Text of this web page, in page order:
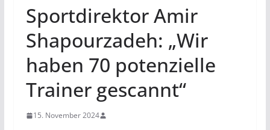
Sportdirektor Amir
Shapourzadeh: „Wir
haben 70 potenzielle
Trainer gescannt“
15. November 2024